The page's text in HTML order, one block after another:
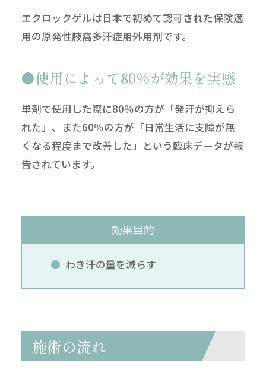
エクロックゲルは日本で初めて認可された保険適
用の原発性腋窩多汗症用外用剤です。
使用によって80％が効果を実感
単剤で使用した際に80％の方が「発汗が抑えら
れた」、また60％の方が「日常生活に支障が無
くなる程度まで改善した」という臨床データが報
告されています。
効果目的
わき汗の量を減らす
施術の流れ